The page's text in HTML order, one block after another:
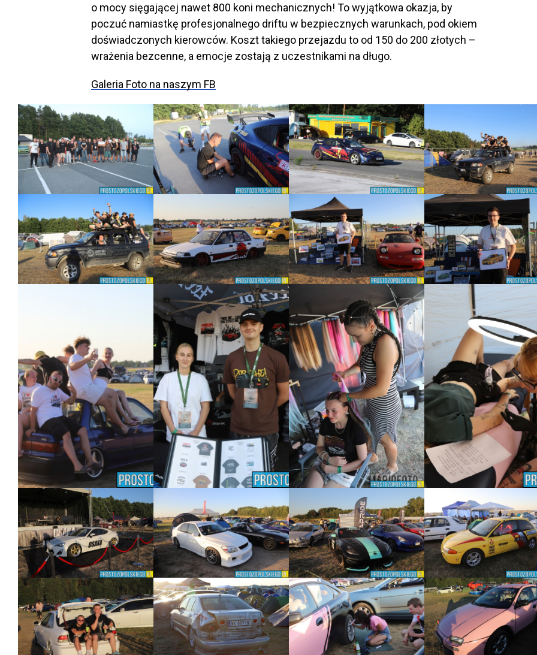
o mocy sięgającej nawet 800 koni mechanicznych! To wyjątkowa okazja, by
poczuć namiastkę profesjonalnego driftu w bezpiecznych warunkach, pod okiem
doświadczonych kierowców. Koszt takiego przejazdu to od 150 do 200 złotych –
wrażenia bezcenne, a emocje zostają z uczestnikami na długo.
Galeria Foto na naszym FB